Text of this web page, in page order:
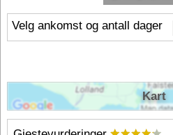
Velg ankomst og antall dager
Kart